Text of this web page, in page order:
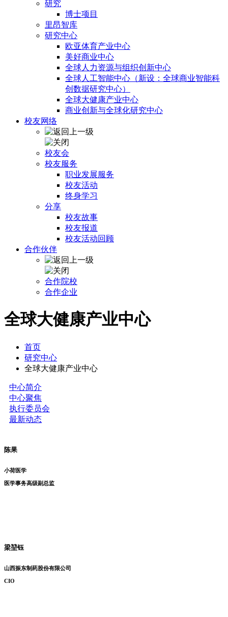
研究
博士项目
里昂智库
研究中心
欧亚体育产业中心
美好商业中心
全球人力资源与组织创新中心
全球人工智能中心（新设：全球商业智能科
创数据研究中心）
全球大健康产业中心
商业创新与全球化研究中心
校友网络
校友会
校友服务
职业发展服务
校友活动
终身学习
分享
校友故事
校友报道
校友活动回顾
合作伙伴
合作院校
合作企业
全球大健康产业中心
首页
研究中心
全球大健康产业中心
中心简介
中心聚焦
执行委员会
最新动态
陈果
小荷医学
医学事务高级副总监
梁堃钰
山西振东制药股份有限公司
CIO